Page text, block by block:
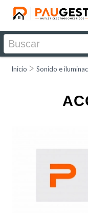
Inicio Sonido e